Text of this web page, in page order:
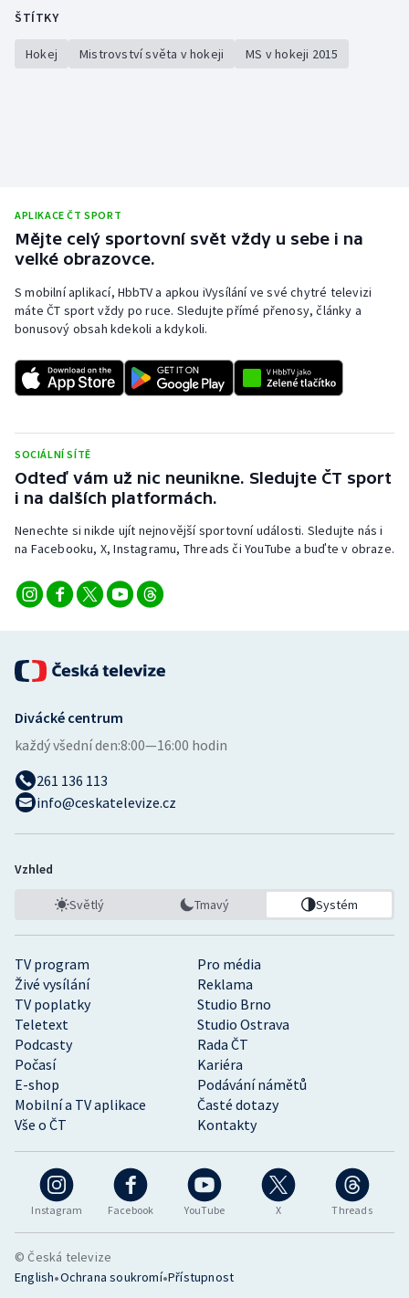
ŠTÍTKY
Hokej Mistrovství světa v hokeji MS v hokeji 2015
APLIKACE ČT SPORT
Mějte celý sportovní svět vždy u sebe i na
velké obrazovce.
S mobilní aplikací, HbbTV a apkou iVysílání ve své chytré televizi
máte ČT sport vždy po ruce. Sledujte přímé přenosy, články a
bonusový obsah kdekoli a kdykoli.
SOCIÁLNÍ SÍTĚ
Odteď vám už nic neunikne. Sledujte ČT sport
i na dalších platformách.
Nenechte si nikde ujít nejnovější sportovní události. Sledujte nás i
na Facebooku, X, Instagramu, Threads či YouTube a buďte v obraze.
Instagram Facebook YouTube X Threads
TV program
Pro média
Živé vysílání
Reklama
TV poplatky
Studio Brno
Teletext
Studio Ostrava
Podcasty
Rada ČT
Počasí
Kariéra
E-shop
Podávání námětů
Mobilní a TV aplikace
Časté dotazy
Vše o ČT
Kontakty
Divácké centrum
každý všední den:8:00—16:00 hodin
261 136 113
info@ceskatelevize.cz
Vzhled
Světlý Tmavý Systém
© Česká televize
English•Ochrana soukromí•Přístupnost